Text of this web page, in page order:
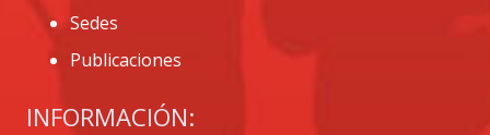
Sedes
Publicaciones
INFORMACIÓN: